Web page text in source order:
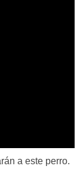
a este perro.